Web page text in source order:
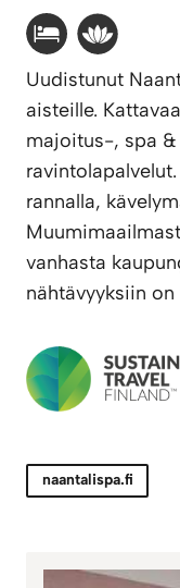
Uudistunut
aisteille.
majoitus-, spa
rannalla,
vanhasta
nähtävyyksiin on
naantalispa.fi